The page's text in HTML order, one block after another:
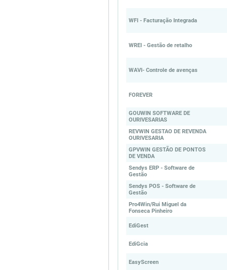
WFI - Facturação Integrada
WREI - Gestão de retalho
WAVI- Controle de avenças
FOREVER
GOUWIN SOFTWARE DE
OURIVESARIAS
REVWIN GESTAO DE REVENDA
OURIVESARIA
GPVWIN GESTÃO DE PONTOS
DE VENDA
Sendys ERP - Software de
Gestão
Sendys POS - Software de
Gestão
Pro4Win/Rui Miguel da
Fonseca Pinheiro
EdiGest
EdiGcia
EasyScreen